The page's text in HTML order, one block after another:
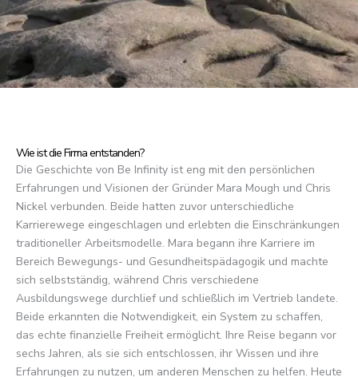
Wie ist die Firma entstanden?
Die Geschichte von Be Infinity ist eng mit den persönlichen
Erfahrungen und Visionen der Gründer Mara Mough und Chris
Nickel verbunden. Beide hatten zuvor unterschiedliche
Karrierewege eingeschlagen und erlebten die Einschränkungen
traditioneller Arbeitsmodelle. Mara begann ihre Karriere im
Bereich Bewegungs- und Gesundheitspädagogik und machte
sich selbstständig, während Chris verschiedene
Ausbildungswege durchlief und schließlich im Vertrieb landete.
Beide erkannten die Notwendigkeit, ein System zu schaffen,
das echte finanzielle Freiheit ermöglicht. Ihre Reise begann vor
sechs Jahren, als sie sich entschlossen, ihr Wissen und ihre
Erfahrungen zu nutzen, um anderen Menschen zu helfen. Heute